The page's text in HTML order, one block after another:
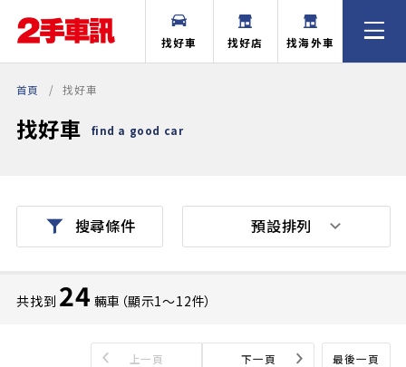
找好車 找好店 找海外車
首頁 找好車
找好車 find a good car
搜尋條件
共找到 24 輛車（顯示1〜12件）
最後一頁
上一頁 下一頁
預設排列